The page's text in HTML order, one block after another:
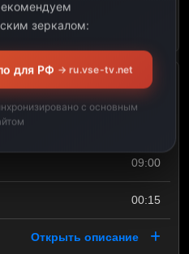
Открыть описание
Модапозитив
09:00
00:15
Открыть описание
зеркалом:
для РФ → ru.vse-tv.net
с основным